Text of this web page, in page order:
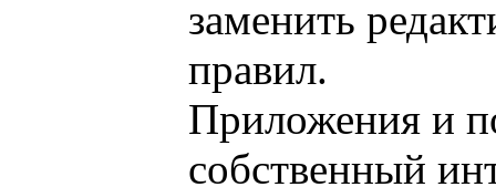
заменить
правил.
Приложения и
собственный